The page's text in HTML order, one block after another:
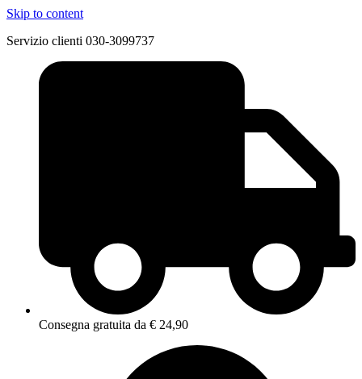
Skip to content
Servizio clienti 030-3099737
Consegna gratuita da € 24,90